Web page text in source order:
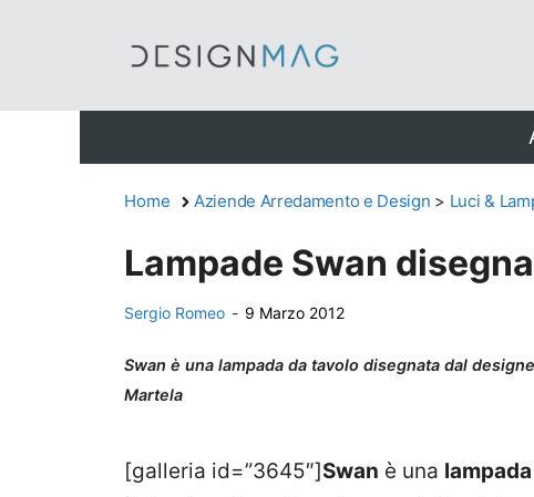
Home Aziende Arredamento e Design > Luci &
Lampade Swan
Sergio Romeo - 9 Marzo 2012
Swan è una lampada da tavolo disegnata dal
Martela
[galleria id=”3645″]Swan è una lampada